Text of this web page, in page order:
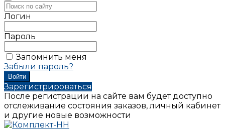
Логин
Пароль
Запомнить меня
Забыли пароль?
Зарегистрироваться
После регистрации на сайте вам будет доступно
отслеживание состояния заказов, личный кабинет
и другие новые возможности